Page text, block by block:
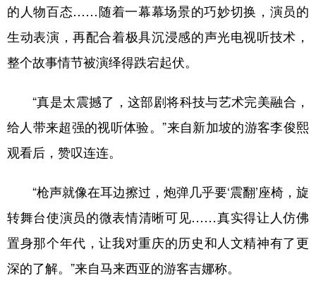
的人物百态……随着一幕幕场景的巧妙切换，演员的
生动表演，再配合着极具沉浸感的声光电视听技术，
整个故事情节被演绎得跌宕起伏。
“真是太震撼了，这部剧将科技与艺术完美融合，
给人带来超强的视听体验。”来自新加坡的游客李俊熙
观看后，赞叹连连。
“枪声就像在耳边擦过，炮弹几乎要‘震翻’座椅，旋
转舞台使演员的微表情清晰可见……真实得让人仿佛
置身那个年代，让我对重庆的历史和人文精神有了更
深的了解。”来自马来西亚的游客吉娜称。